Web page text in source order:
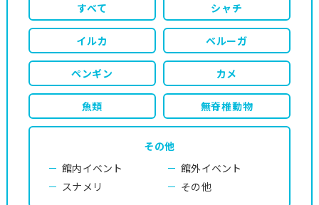
すべて シャチ
イルカ ベルーガ
ペンギン カメ
魚類 無脊椎動物
その他
館内イベント
館外イベント
スナメリ
その他